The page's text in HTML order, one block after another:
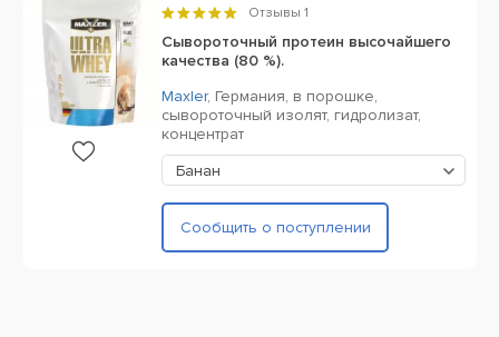
Отзывы 1
Сывороточный протеин высочайшего
качества (80 %).
Maxler, Германия, в порошке,
сывороточный изолят, гидролизат,
концентрат
Банан
Сообщить о поступлении